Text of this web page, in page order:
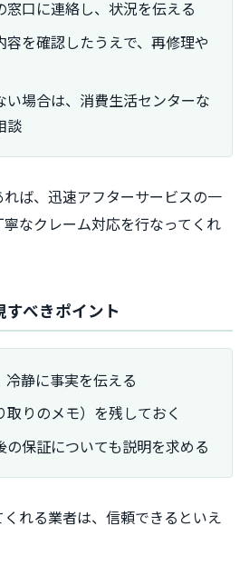
窓口に連絡し、状況を伝える
容を確認したうえで、再修理や
い場合は、消費生活センターな
談
ば、迅速アフターサービスの一
なクレーム対応を行なってくれ
すべきポイント
静に事実を伝える
りのメモ）を残しておく
保証についても説明を求める
れる業者は、信頼できるといえ